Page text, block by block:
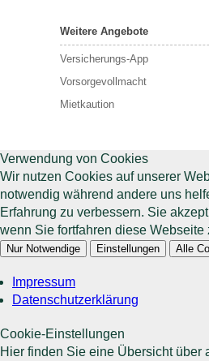
Weitere Angebote
Versicherungs-App
Vorsorgevollmacht
Mietkaution
Verwendung von Cookies
Wir nutzen Cookies auf unserer
notwendig während andere uns
Erfahrung zu verbessern. Sie
wenn Sie fortfahren diese Webseite
Nur Notwendige Einstellungen Alle
Impressum
Datenschutzerklärung
Cookie-Einstellungen
Hier finden Sie eine Übersicht über